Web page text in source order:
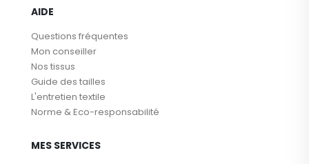
AIDE
Questions fréquentes
Mon conseiller
Nos tissus
Guide des tailles
L'entretien textile
Norme & Eco-responsabilité
MES SERVICES